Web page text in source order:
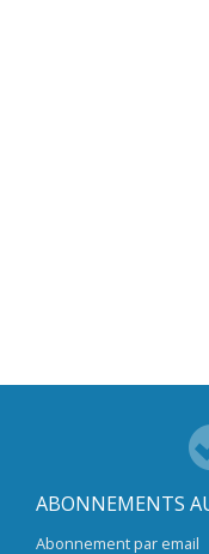
ABONNEMENTS
Abonnement par email